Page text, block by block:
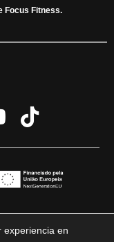
Focus Fitness.
y diferencia
experiencia en